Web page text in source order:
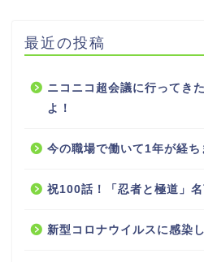
最近の投稿
ニコニコ超会議に行ってき
よ！
今の職場で働いて1年が経ち
祝100話！「忍者と極道」名
新型コロナウイルスに感染